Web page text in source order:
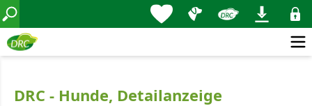
DRC - Hunde, Detailanzeige